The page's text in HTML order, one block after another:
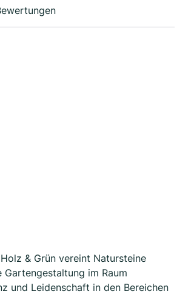
& Grün vereint Natursteine
im Raum
und Leidenschaft in den Bereichen